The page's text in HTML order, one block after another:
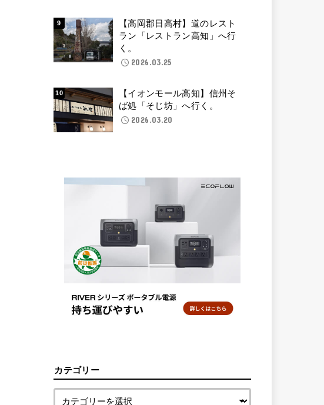
【高岡郡日高村】道のレスト
ラン「レストラン高知」へ行
く。
2026.03.25
【イオンモール高知】信州そ
ば処「そじ坊」へ行く。
2026.03.20
カテゴリー